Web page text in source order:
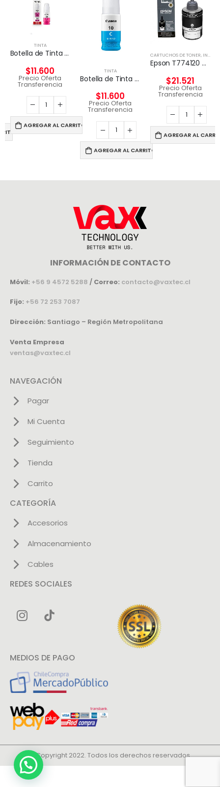
TINTA
Botella de Tinta Original Canon GI-10 Magenta
$11.600
Precio Oferta
Transferencia
AGREGAR AL CARRITO
TINTA
Botella de Tinta Original Canon GI-10 Cyan
$11.600
Precio Oferta
Transferencia
AGREGAR AL CARRITO
CARTUCHOS DE TONER, INSUMOS IMPRESORAS
Epson T774120 cartucho de tinta 1 pieza(s) Original Negro
$21.521
Precio Oferta
Transferencia
AGREGAR AL
INFORMACIÓN DE CONTACTO
Móvil: +56 9 4572 5288 / Correo: contacto@vaxtec.cl
Fijo: +56 72 253 7087
Dirección: Santiago – Región Metropolitana
Venta Empresa
ventas@vaxtec.cl
NAVEGACIÓN
Pagar
Mi Cuenta
Seguimiento
Tienda
Carrito
CATEGORÍA
Accesorios
Almacenamiento
Cables
REDES SOCIALES
MEDIOS DE PAGO
© Copyright 2022. Todos los derechos reservados.